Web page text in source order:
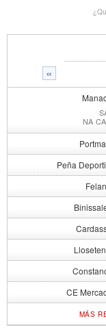
«
NA
Peña
CE
MÁS